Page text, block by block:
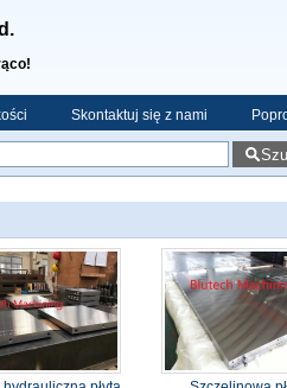
Skontaktuj się z nami